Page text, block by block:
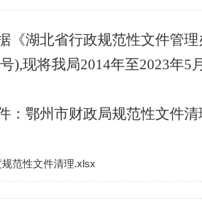
《湖北省行政规范性文件管理
),现将我局2014年至2023年5
：鄂州市财政局规范性文件清
规范性文件清理.xlsx